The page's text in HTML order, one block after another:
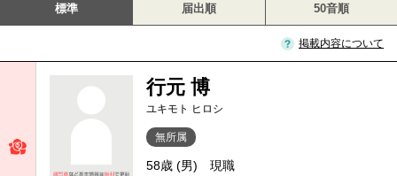
標準 届出順 50音順
掲載内容について
行元 博
ユキモト ヒロシ
無所属
58歳 (男) 現職